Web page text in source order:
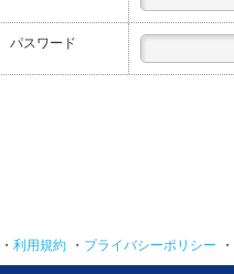
パスワード
・ 利用規約 ・ プライバシーポリシー ・